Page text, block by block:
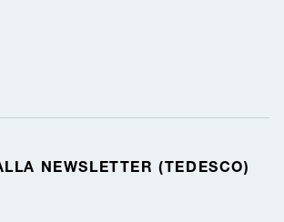
NEWSLETTER (TEDESCO)